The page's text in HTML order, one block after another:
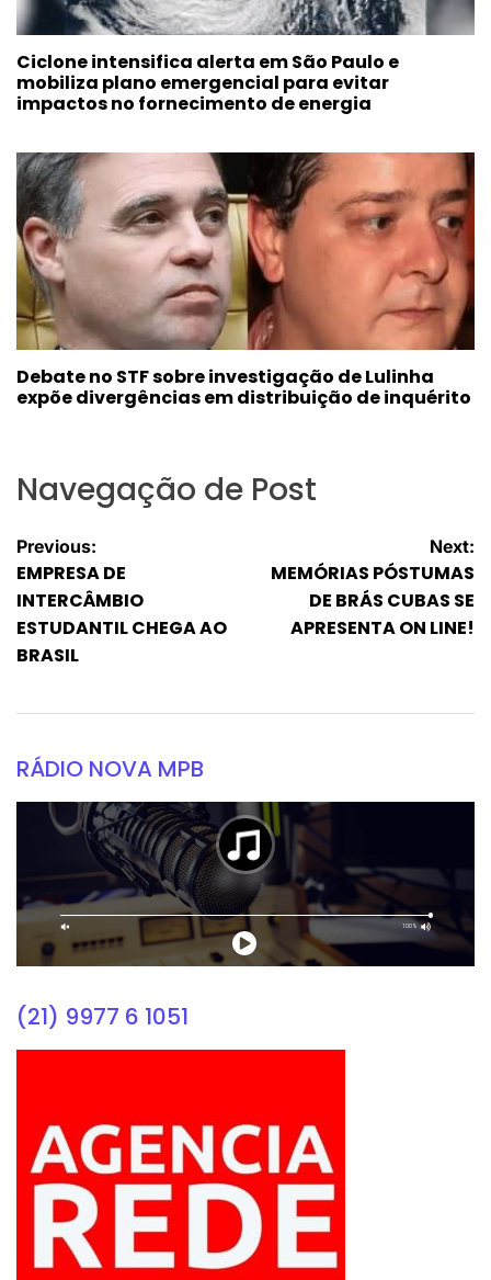
Ciclone intensifica alerta em São Paulo e
mobiliza plano emergencial para evitar
impactos no fornecimento de energia
Debate no STF sobre investigação de Lulinha
expõe divergências em distribuição de inquérito
Navegação de Post
Previous:
EMPRESA DE
INTERCÂMBIO
ESTUDANTIL CHEGA AO
BRASIL
Next:
MEMÓRIAS PÓSTUMAS
DE BRÁS CUBAS SE
APRESENTA ON LINE!
RÁDIO NOVA MPB
(21) 9977 6 1051